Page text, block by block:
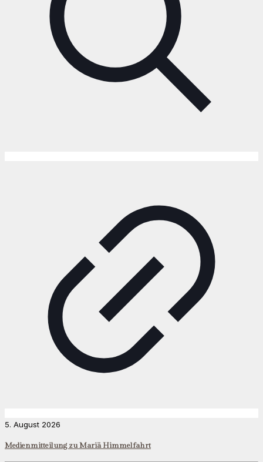
5. August 2026
Medienmitteilung zu Mariä Himmelfahrt